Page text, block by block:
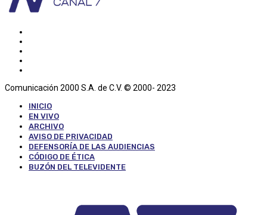
Comunicación 2000 S.A. de C.V. © 2000- 2023
INICIO
EN VIVO
ARCHIVO
AVISO DE PRIVACIDAD
DEFENSORÍA DE LAS AUDIENCIAS
CÓDIGO DE ÉTICA
BUZÓN DEL TELEVIDENTE